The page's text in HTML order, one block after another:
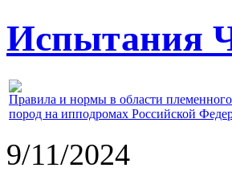
Испытания
Правила и нормы в области
пород на ипподромах Российской
9/11/2024